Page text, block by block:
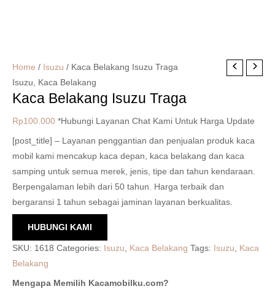
Home / Isuzu / Kaca Belakang Isuzu Traga
Isuzu, Kaca Belakang
Kaca Belakang Isuzu Traga
Rp100.000 *Hubungi Layanan Chat Kami Untuk Harga Update
[post_title] – Layanan penggantian dan penjualan produk kaca
mobil kami mencakup kaca depan, kaca belakang dan kaca
samping untuk semua merek, jenis, tipe dan tahun kendaraan.
Berpengalaman lebih dari 50 tahun. Harga terbaik dan
bergaransi 1 tahun sebagai jaminan layanan berkualitas.
HUBUNGI KAMI
SKU: 1618 Categories: Isuzu, Kaca Belakang Tags: Isuzu, Kaca
Belakang
Mengapa Memilih Kacamobilku.com?